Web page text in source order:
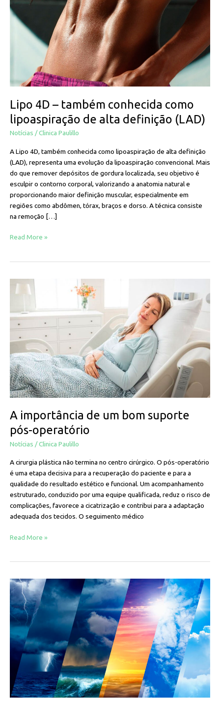
Lipo 4D – também conhecida como
lipoaspiração de alta definição (LAD)
Notícias /Clinica Paulillo
A Lipo 4D, também conhecida como lipoaspiração de alta definição
(LAD), representa uma evolução da lipoaspiração convencional. Mais
do que remover depósitos de gordura localizada, seu objetivo é
esculpir o contorno corporal, valorizando a anatomia natural e
proporcionando maior definição muscular, especialmente em
regiões como abdômen, tórax, braços e dorso. A técnica consiste
na remoção […]
também
conhecida
como
lipoaspiração
definição
(LAD)
Read More »
A importância de um bom suporte
pós-operatório
Notícias /Clinica Paulillo
A cirurgia plástica não termina no centro cirúrgico. O pós-operatório
é uma etapa decisiva para a recuperação do paciente e para a
qualidade do resultado estético e funcional. Um acompanhamento
estruturado, conduzido por uma equipe qualificada, reduz o risco de
complicações, favorece a cicatrização e contribui para a adaptação
adequada dos tecidos. O seguimento médico
importância
um
bom
suporte
operatório
Read More »
Até
que
ponto
o
clima
influencia
no
pós-
operatório?